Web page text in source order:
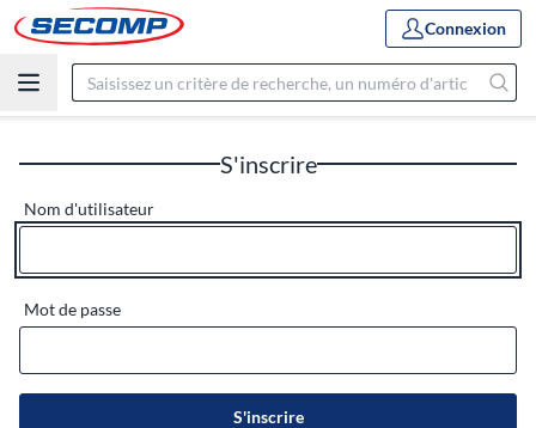
Connexion
S'inscrire
Nom d'utilisateur
Mot de passe
S'inscrire